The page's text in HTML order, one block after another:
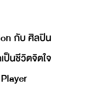
กับ ศิลปิน
ป็นชีวิตจิตใจ